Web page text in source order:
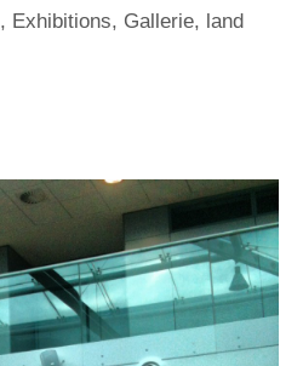
, Exhibitions, Gallerie, land